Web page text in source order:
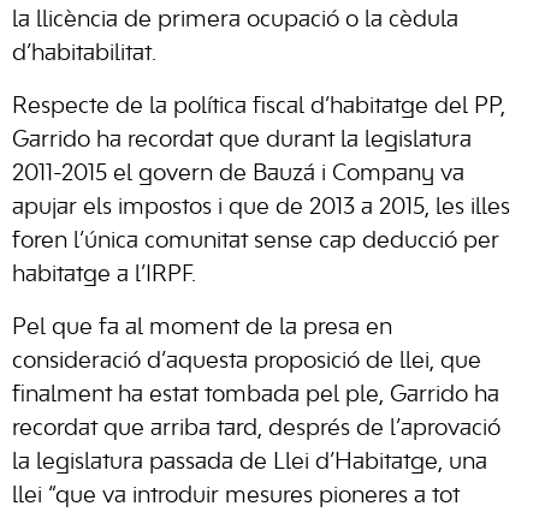
la llicència de primera ocupació o la cèdula
d’habitabilitat.
Respecte de la política fiscal d’habitatge del PP,
Garrido ha recordat que durant la legislatura
2011-2015 el govern de Bauzá i Company va
apujar els impostos i que de 2013 a 2015, les illes
foren l’única comunitat sense cap deducció per
habitatge a l’IRPF.
Pel que fa al moment de la presa en
consideració d’aquesta proposició de llei, que
finalment ha estat tombada pel ple, Garrido ha
recordat que arriba tard, després de l’aprovació
la legislatura passada de Llei d’Habitatge, una
llei “que va introduir mesures pioneres a tot